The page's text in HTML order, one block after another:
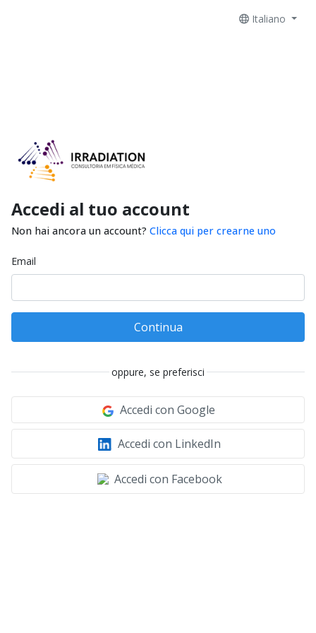
Italiano
Accedi al tuo account
Non hai ancora un account? Clicca qui per crearne uno
Email
Continua
oppure, se preferisci
Accedi con Google
Accedi con LinkedIn
Accedi con Facebook